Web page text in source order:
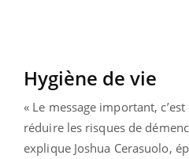
Hygiène de vie
« Le message important,
réduire les risques de
explique Joshua Cerasuolo,